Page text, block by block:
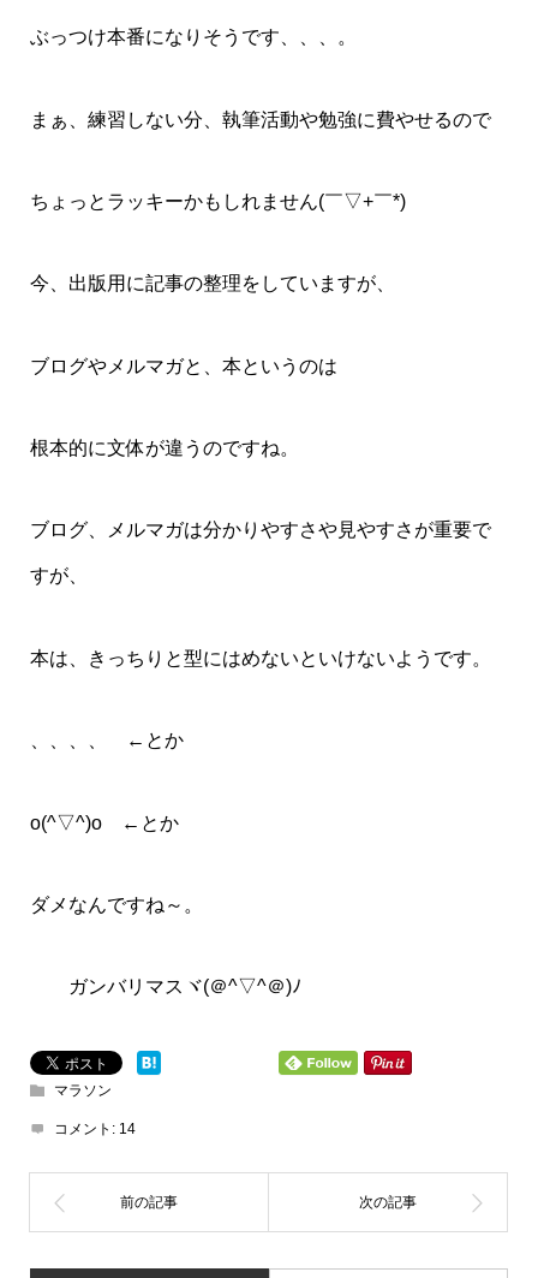
ぶっつけ本番になりそうです、、、。
まぁ、練習しない分、執筆活動や勉強に費やせるので
ちょっとラッキーかもしれません(￣▽+￣*)
今、出版用に記事の整理をしていますが、
ブログやメルマガと、本というのは
根本的に文体が違うのですね。
ブログ、メルマガは分かりやすさや見やすさが重要で
すが、
本は、きっちりと型にはめないといけないようです。
、、、、 ←とか
o(^▽^)o ←とか
ダメなんですね～。
ガンバリマスヾ(＠^▽^＠)ﾉ
マラソン
コメント: 14